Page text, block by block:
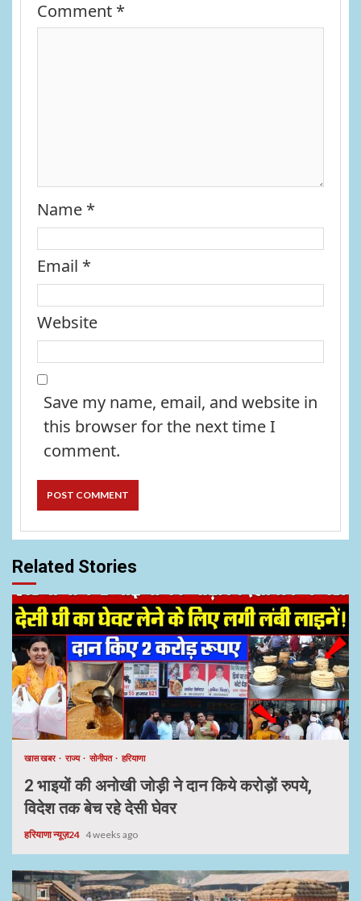
Comment *
Name *
Email *
Website
Save my name, email, and website in
this browser for the next time I
comment.
Related Stories
खास खबर राज्य सोनीपत हरियाणा
2 भाइयों की अनोखी जोड़ी ने दान किये करोड़ों रुपये,
विदेश तक बेच रहे देसी घेवर
हरियाणा न्यूज़24 4 weeks ago